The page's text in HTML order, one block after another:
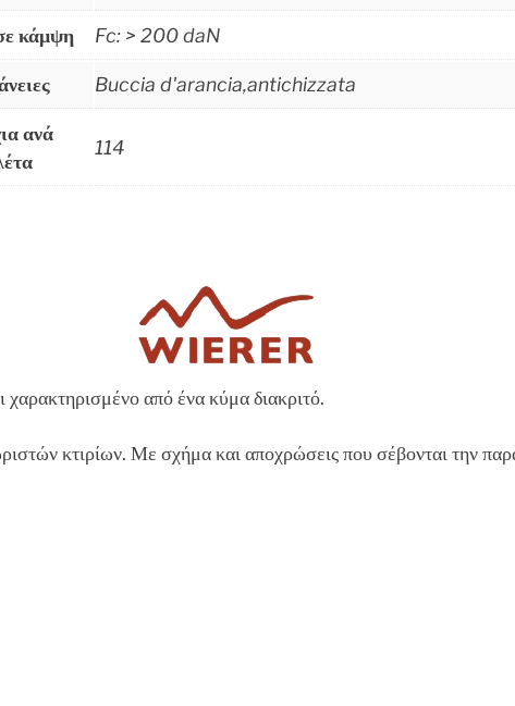
κάμψη Fc: > 200 daN
Buccia d'arancia,antichizzata
ανά
114
από ένα κύμα διακριτό.
κτιρίων. Με σχήμα και αποχρώσεις που σέβονται την